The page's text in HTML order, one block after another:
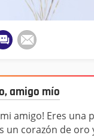
amigo mío
amigo! Eres una
un corazón de oro